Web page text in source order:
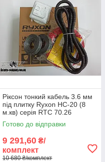
Ріксон тонкий кабель 3.6 мм
під плитку Ryxon HC-20 (8
м.кв) серія RTC 70.26
Готово до відправки
9 291,60 ₴/
комплект
10 680 ₴/комплект